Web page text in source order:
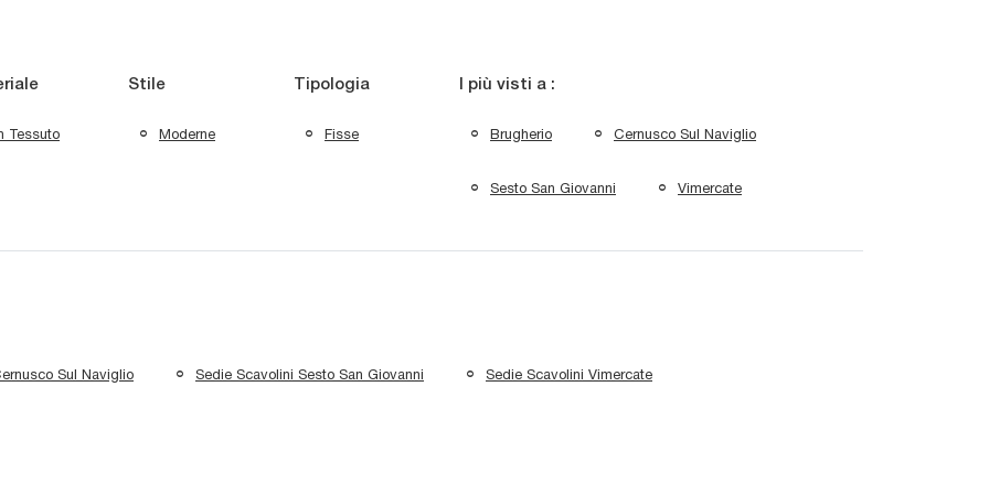
Tessuto
Stile
Moderne
Tipologia
Fisse
I più visti a :
Brugherio Cernusco Sul Naviglio
Sesto San Giovanni Vimercate
Sul Naviglio Sedie Scavolini Sesto San Giovanni Sedie Scavolini Vimercate